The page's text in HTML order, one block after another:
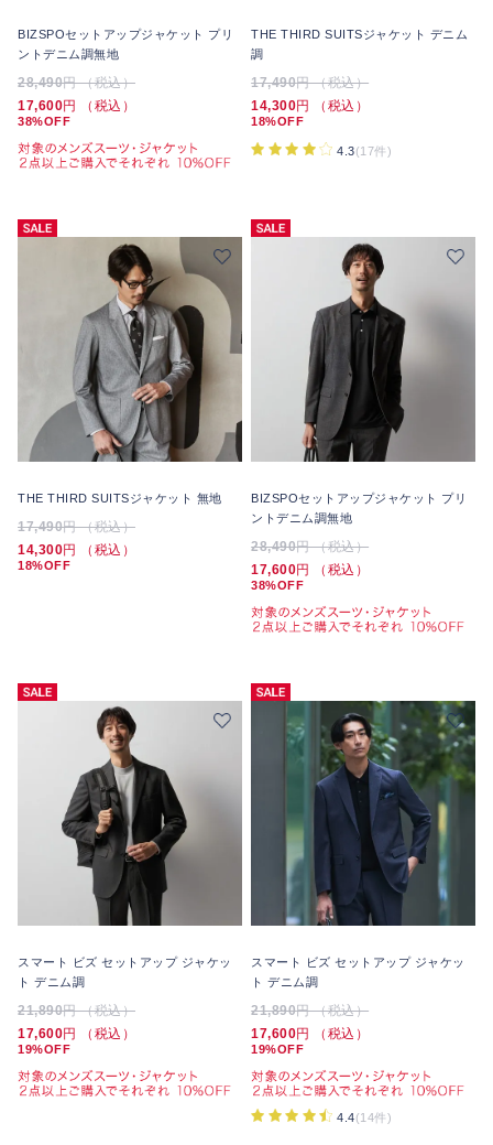
BIZSPOセットアップジャケット プリ
ントデニム調無地
28,490円 （税込）
17,600円 （税込）
38%OFF
THE THIRD SUITSジャケット デニム
調
17,490円 （税込）
14,300円 （税込）
18%OFF
4.3(17件)
THE THIRD SUITSジャケット 無地
17,490円 （税込）
14,300円 （税込）
18%OFF
BIZSPOセットアップジャケット プリ
ントデニム調無地
28,490円 （税込）
17,600円 （税込）
38%OFF
スマート ビズ セットアップ ジャケッ
ト デニム調
21,890円 （税込）
17,600円 （税込）
19%OFF
スマート ビズ セットアップ ジャケッ
ト デニム調
21,890円 （税込）
17,600円 （税込）
19%OFF
4.4(14件)